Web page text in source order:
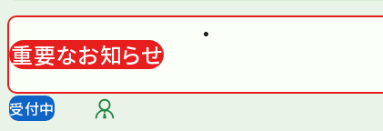
重要なお知らせ
受付中